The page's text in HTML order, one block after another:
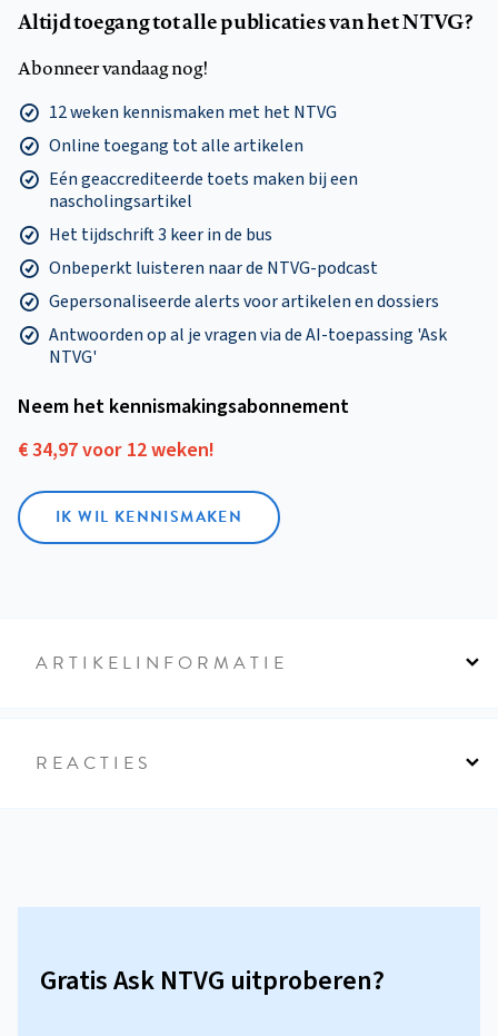
Altijd toegang tot alle publicaties van het NTVG?
Abonneer vandaag nog!
12 weken kennismaken met het NTVG
Online toegang tot alle artikelen
Eén geaccrediteerde toets maken bij een
nascholingsartikel
Het tijdschrift 3 keer in de bus
Onbeperkt luisteren naar de NTVG-podcast
Gepersonaliseerde alerts voor artikelen en dossiers
Antwoorden op al je vragen via de AI-toepassing 'Ask
NTVG'
Neem het kennismakings­abonnement
€ 34,97 voor 12 weken!
IK WIL KENNISMAKEN
ARTIKELINFORMATIE
REACTIES
Gratis Ask NTVG uitproberen?